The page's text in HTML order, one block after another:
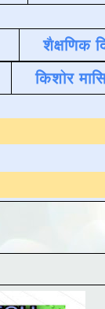
शैक्षणिक
किशोर